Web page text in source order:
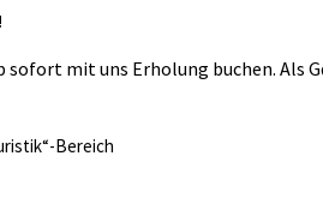
sofort mit uns Erholung buchen. Als
Bereich